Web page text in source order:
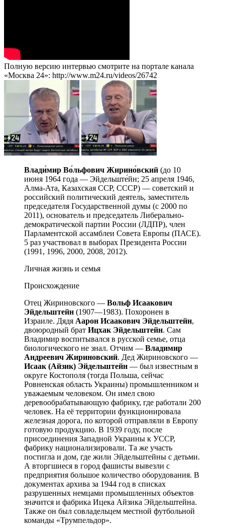
Полную версию интервью смотрите на портале канала
«Москва 24»: http://www.m24.ru/videos/26742
Влади́мир Во́льфович Жирино́вский (до 10
июня 1964 года — Эйдельште́йн; 25 апреля 1946,
Алма-Ата, Казахская ССР, СССР) — советский и
российский политический деятель, заместитель
председателя Государственной думы (с 2000 по
2011), основатель и председатель Либерально-
демократической партии России (ЛДПР), член
Парламентской ассамблеи Совета Европы (ПАСЕ).
5 раз участвовал в выборах Президента России
(1991, 1996, 2000, 2008, 2012).
Личная жизнь и семья
Происхождение
Отец Жириновского — Вольф Исаакович
Эйдельштейн (1907—1983). Похоронен в
Израиле. Дядя Аарон Исаакович Эйдельштейн,
двоюродный брат Ицхак Эйдельштейн. Сам
Владимир воспитывался в русской семье, отца
биологического не знал. Отчим — Владимир
Андреевич Жириновский. Дед Жириновского —
Исаак (Айзик) Эйдельштейн — был известным в
округе Костополя (тогда Польша, сейчас
Ровненская область Украины) промышленником и
уважаемым человеком. Он имел свою
деревообрабатывающую фабрику, где работали 200
человек. На её территории функционировала
железная дорога, по которой отправляли в Европу
готовую продукцию. В 1939 году, после
присоединения Западной Украины к УССР,
фабрику национализировали. Та же участь
постигла и дом, где жили Эйдельштейны с детьми.
А вторгшиеся в город фашисты вывезли с
предприятия большое количество оборудования. В
документах архива за 1944 год в списках
разрушенных немцами промышленных объектов
значится и фабрика Ицека Айзика Эйдельштейна.
Также он был совладельцем местной футбольной
команды «Трумпельдор».